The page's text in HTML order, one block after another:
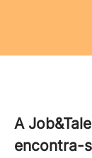
A
encontra-